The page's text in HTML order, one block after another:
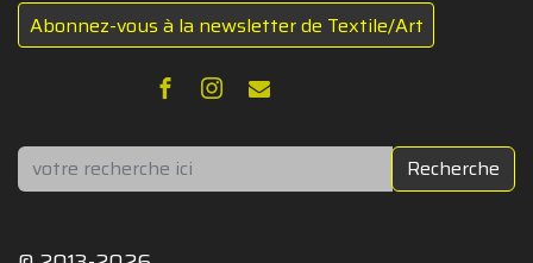
Abonnez-vous à la newsletter de Textile/Art
Rechercher Recherche